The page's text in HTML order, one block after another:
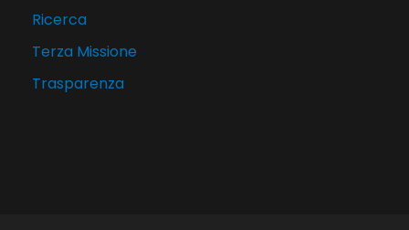
Ricerca
Terza Missione
Trasparenza